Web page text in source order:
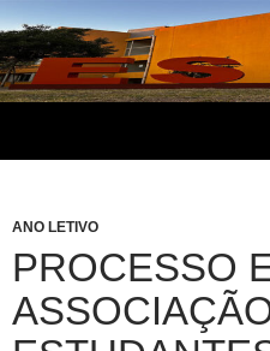
Saltar
para
o
conteúdo
ANO LETIVO
PROCESSO